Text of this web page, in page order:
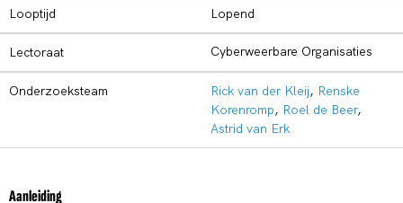
Looptijd Lopend
Lectoraat Cyberweerbare Organisaties
Onderzoeksteam Rick van der Kleij, Renske
Korenromp, Roel de Beer,
Astrid van Erk
Aanleiding